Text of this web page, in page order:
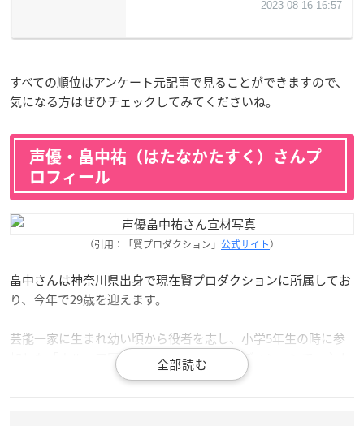
すべての順位はアンケート元記事で見ることができますので、
気になる方はぜひチェックしてみてくださいね。
声優・畠中祐（はたなかたすく）さんプ
ロフィール
（引用：「賢プロダクション」 公式サイト）
畠中さんは神奈川県出身で現在賢プロダクションに所属してお
り、今年で29歳を迎えます。
芸能一家に生まれ幼い頃から役者を志し、小学5年生の時に参
加した「ナルニア国物語」の一般公募オーディションで、主人
公のエドマンド・ペベンシー役に見事抜擢されました。